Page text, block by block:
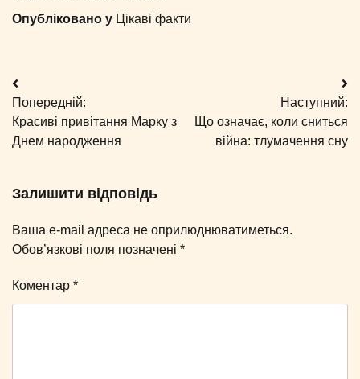
Опубліковано у Цікаві факти
Навігація
записів
Попередній:
Красиві привітання Марку з
Днем народження
Наступний:
Що означає, коли сниться
війна: тлумачення сну
Залишити відповідь
Ваша e-mail адреса не оприлюднюватиметься.
Обов’язкові поля позначені *
Коментар *